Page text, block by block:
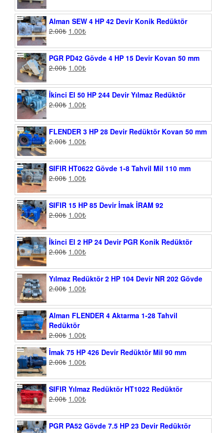
Alman SEW 4 HP 42 Devir Konik Redüktör
2.00₺ 1.00₺
PGR PD42 Gövde 4 HP 15 Devir Kovan 50 mm
2.00₺ 1.00₺
İkinci El 50 HP 244 Devir Yılmaz Redüktör
2.00₺ 1.00₺
FLENDER 3 HP 28 Devir Redüktör Kovan 50 mm
2.00₺ 1.00₺
SIFIR HT0622 Gövde 1-8 Tahvil Mil 110 mm
2.00₺ 1.00₺
SIFIR 15 HP 85 Devir İmak İRAM 92
2.00₺ 1.00₺
İkinci El 2 HP 24 Devir PGR Konik Redüktör
2.00₺ 1.00₺
Yılmaz Redüktör 2 HP 104 Devir NR 202 Gövde
2.00₺ 1.00₺
Alman FLENDER 4 Aktarma 1-28 Tahvil
Redüktör
2.00₺ 1.00₺
İmak 75 HP 426 Devir Redüktör Mil 90 mm
2.00₺ 1.00₺
SIFIR Yılmaz Redüktör HT1022 Redüktör
2.00₺ 1.00₺
PGR PA52 Gövde 7.5 HP 23 Devir Redüktör